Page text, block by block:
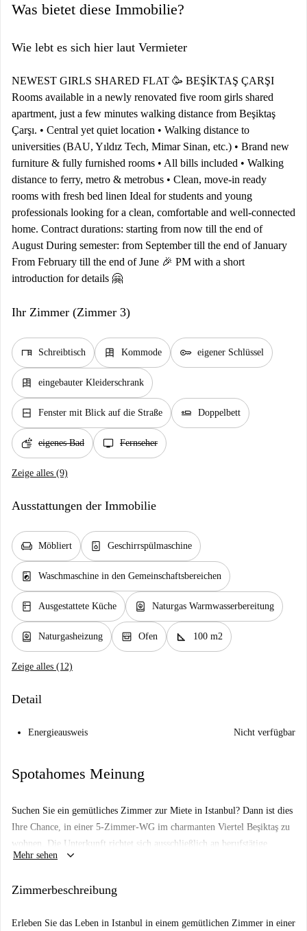
Was bietet diese Immobilie?
Wie lebt es sich hier laut Vermieter
NEWEST GIRLS SHARED FLAT 🥳 BEŞİKTAŞ ÇARŞI
Rooms available in a newly renovated five room girls shared
apartment, just a few minutes walking distance from Beşiktaş
Çarşı. • Central yet quiet location • Walking distance to
universities (BAU, Yıldız Tech, Mimar Sinan, etc.) • Brand new
furniture & fully furnished rooms • All bills included • Walking
distance to ferry, metro & metrobus • Clean, move-in ready
rooms with fresh bed linen Ideal for students and young
professionals looking for a clean, comfortable and well-connected
home. Contract durations: starting from now till the end of
August During semester: from September till the end of January
From February till the end of June 🎉 PM with a short
introduction for details 🤗
Ihr Zimmer (Zimmer 3)
desk Schreibtisch dresser Kommode key eigener Schlüssel
dresser eingebauter Kleiderschrank
window_closed Fenster mit Blick auf die Straße airline_seat_flat Doppelbett
soap eigenes Bad tv Fernseher
Zeige alles (9)
Ausstattungen der Immobilie
chair Möbliert dishwasher_gen Geschirrspülmaschine
local_laundry_service Waschmaschine in den Gemeinschaftsbereichen
kitchen Ausgestattete Küche water_heater Naturgas Warmwasserbereitung
water_heater Naturgasheizung oven_gen Ofen square_foot 100 m2
Zeige alles (12)
Detail
Energieausweis Nicht verfügbar
Spotahomes Meinung
Suchen Sie ein gemütliches Zimmer zur Miete in Istanbul? Dann ist dies
Ihre Chance, in einer 5-Zimmer-WG im charmanten Viertel Beşiktaş zu
wohnen. Die Unterkunft richtet sich ausschließlich an berufstätige
Frauen oder Studentinnen und bietet ein komfortables und angenehmes
voll ausgestattete Küche, eine Gasheizung, eine Waschmaschine (zur
Nutzung von Strom, Wasser, Gas und WLAN eingeschränkt ist.
Mehr sehen keyboard_arrow_down
Zimmerbeschreibung
Erleben Sie das Leben in Istanbul in einem gemütlichen Zimmer in einer